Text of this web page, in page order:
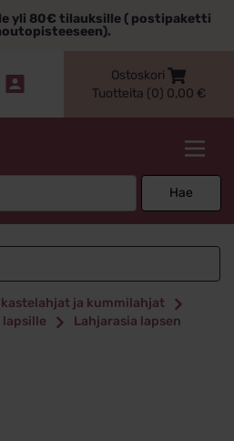
yli 80€ tilauksille ( postipaketti
Ostoskori
Tuotteita (0) 0,00 €
Hae
ja kummilahjat
Lahjarasia lapsen